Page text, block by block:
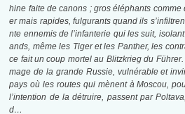
hine faite de canons ; gros éléphants comme
er mais rapides, fulgurants quand ils
nte ennemis de l’infanterie qui les suit,
ands, même les Tiger et les Panther, les
ce fait un coup mortel au Blitzkrieg du
mage de la grande Russie, vulnérable et
pays où les routes qui mènent à Moscou,
l’intention de la détruire, passent par
d…